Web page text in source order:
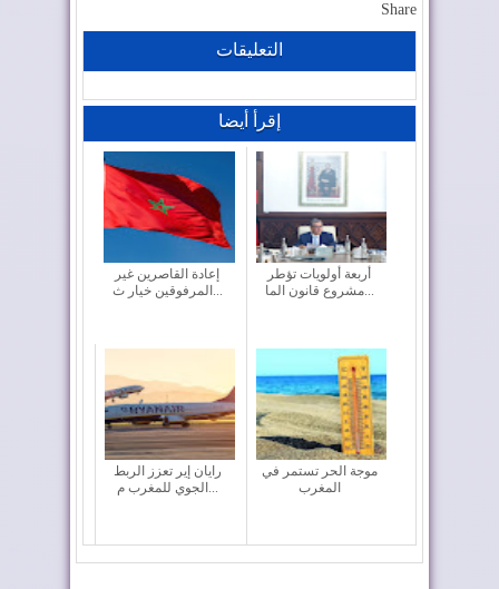
Share
التعليقات
إقرأ أيضا
إعادة القاصرين غير
المرفوقين خيار ث...
أربعة أولويات تؤطر
مشروع قانون الما...
رايان إير تعزز الربط
الجوي للمغرب م...
موجة الحر تستمر في
المغرب